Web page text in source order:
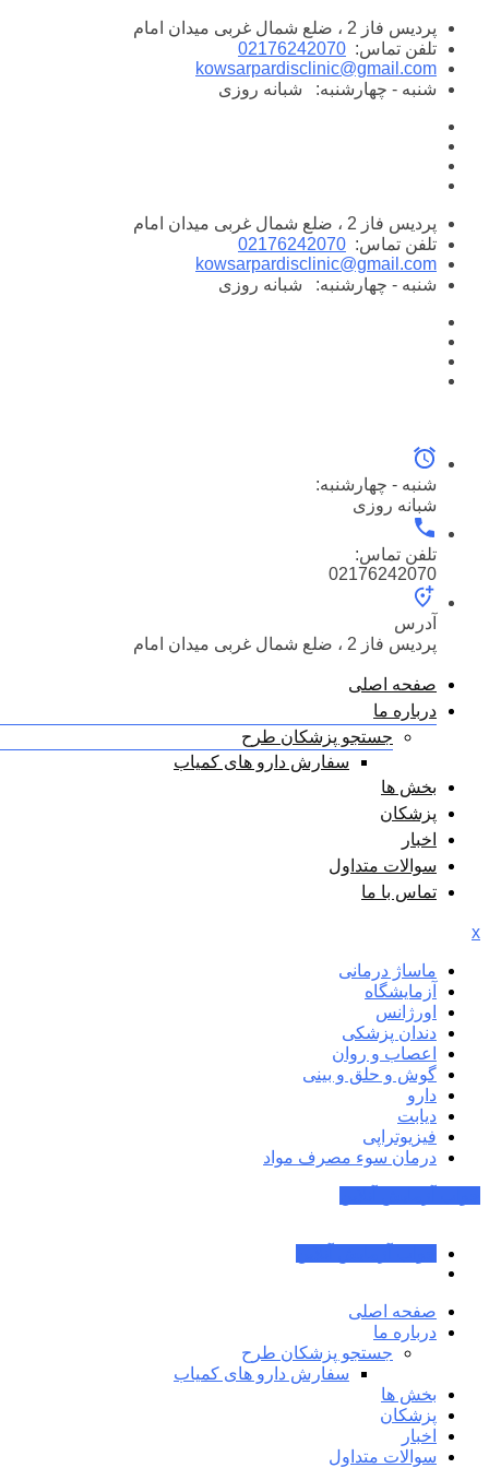
پرش
محتوا
پردیس فاز 2 ، ضلع شمال غربی میدان امام
تلفن تماس: 02176242070
kowsarpardisclinic@gmail.com
شنبه - چهارشنبه:
شبانه روزی
پردیس فاز 2 ، ضلع شمال غربی میدان امام
تلفن تماس: 02176242070
kowsarpardisclinic@gmail.com
شنبه - چهارشنبه:
شبانه روزی
شنبه - چهارشنبه:
شبانه روزی
تلفن تماس:
02176242070
آدرس
پردیس فاز 2 ، ضلع شمال غربی میدان امام
صفحه اصلی
درباره ما
جستجو پزشکان طرح
سفارش دارو های کمیاب
بخش ها
پزشکان
اخبار
سوالات متداول
تماس با ما
x
ماساژ درمانی
آزمایشگاه
اورژانس
دندان پزشکی
اعصاب و روان
گوش و حلق و بینی
دارو
دیابت
فیزیوتراپی
درمان سوء مصرف مواد
صفحه اصلی
درباره ما
جستجو پزشکان طرح
سفارش دارو های کمیاب
بخش ها
پزشکان
اخبار
سوالات متداول